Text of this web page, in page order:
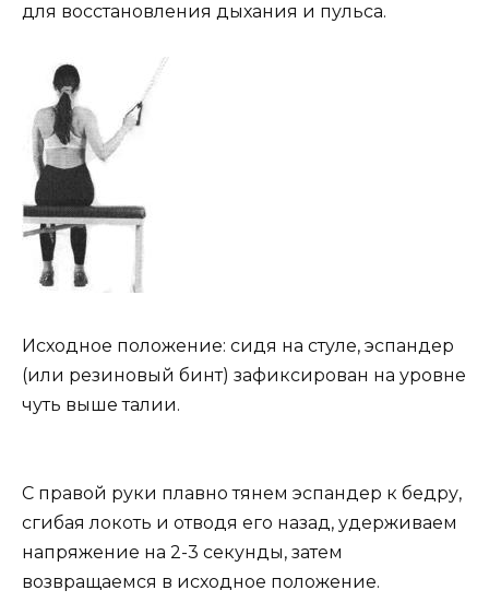
для восстановления дыхания и пульса.
Исходное положение: сидя на стуле, эспандер
(или резиновый бинт) зафиксирован на уровне
чуть выше талии.
С правой руки плавно тянем эспандер к бедру,
сгибая локоть и отводя его назад, удерживаем
напряжение на 2-3 секунды, затем
возвращаемся в исходное положение.